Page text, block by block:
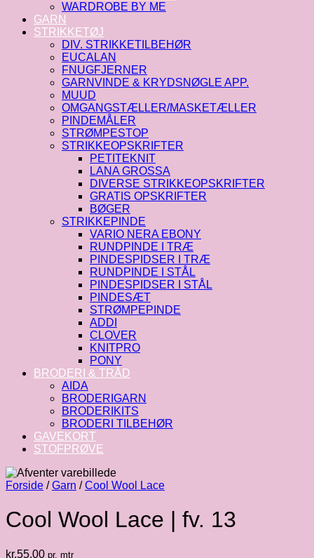
WARDROBE BY ME
GARN
STRIKKETØJ
DIV. STRIKKETILBEHØR
EUCALAN
FNUGFJERNER
GARNVINDE & KRYDSNØGLE APP.
MUUD
OMGANGSTÆLLER/MASKETÆLLER
PINDEMÅLER
STRØMPESTOP
STRIKKEOPSKRIFTER
PETITEKNIT
LANA GROSSA
DIVERSE STRIKKEOPSKRIFTER
GRATIS OPSKRIFTER
BØGER
STRIKKEPINDE
VARIO NERA EBONY
RUNDPINDE I TRÆ
PINDESPIDSER I TRÆ
RUNDPINDE I STÅL
PINDESPIDSER I STÅL
PINDESÆT
STRØMPEPINDE
ADDI
CLOVER
KNITPRO
PONY
BRODERI & TRÅD
AIDA
BRODERIGARN
BRODERIKITS
BRODERI TILBEHØR
GAVEKORT
STOFPRØVE
Forside / Garn / Cool Wool Lace
Cool Wool Lace | fv. 13
kr.55.00 pr. mtr